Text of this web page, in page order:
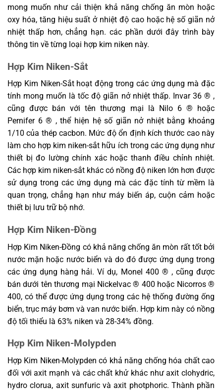
mong muốn như cải thiện khả năng chống ăn mòn hoặc
oxy hóa, tăng hiệu suất ở nhiệt độ cao hoặc hệ số giãn nở
nhiệt thấp hơn, chẳng hạn. các phần dưới đây trình bày
thông tin về từng loại hợp kim niken này.
Hợp Kim Niken-Sắt
Hợp Kim Niken-Sắt hoạt động trong các ứng dụng mà đặc
tính mong muốn là tốc độ giãn nở nhiệt thấp. Invar 36 ® ,
cũng được bán với tên thương mại là Nilo 6 ® hoặc
Pernifer 6 ® , thể hiện hệ số giãn nở nhiệt bằng khoảng
1/10 của thép cacbon. Mức độ ổn định kích thước cao này
làm cho hợp kim niken-sắt hữu ích trong các ứng dụng như
thiết bị đo lường chính xác hoặc thanh điều chỉnh nhiệt.
Các hợp kim niken-sắt khác có nồng độ niken lớn hơn được
sử dụng trong các ứng dụng mà các đặc tính từ mềm là
quan trọng, chẳng hạn như máy biến áp, cuộn cảm hoặc
thiết bị lưu trữ bộ nhớ.
Hợp Kim Niken-Đồng
Hợp Kim Niken-Đồng có khả năng chống ăn mòn rất tốt bởi
nước mặn hoặc nước biển và do đó được ứng dụng trong
các ứng dụng hàng hải. Ví dụ, Monel 400 ® , cũng được
bán dưới tên thương mại Nickelvac ® 400 hoặc Nicorros ®
400, có thể được ứng dụng trong các hệ thống đường ống
biển, trục máy bơm và van nước biển. Hợp kim này có nồng
độ tối thiểu là 63% niken và 28-34% đồng.
Hợp Kim Niken-Molypden
Hợp Kim Niken-Molypden có khả năng chống hóa chất cao
đối với axit mạnh và các chất khử khác như axit clohydric,
hydro clorua, axit sunfuric và axit photphoric. Thành phần